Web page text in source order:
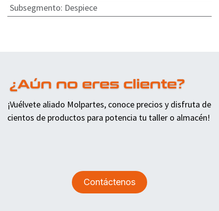
Subsegmento: Despiece
¡Vuélvete aliado Molpartes, conoce precios y disfruta de
cientos de productos para potencia tu taller o almacén!
Contáctenos